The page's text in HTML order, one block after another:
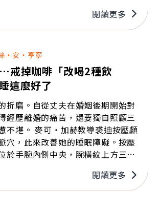
閱讀更多
‧安‧亨寧
戒掉咖啡「改喝2種飲
這麼好了
折磨。自從丈夫在婚姻後期開始對
經歷離婚的痛苦，還要獨自照顧三
裘迪按壓顱
穴，此來改善她的睡眠障礙。按壓
於手腕內側中央，腕橫紋上方三指
閱讀更多